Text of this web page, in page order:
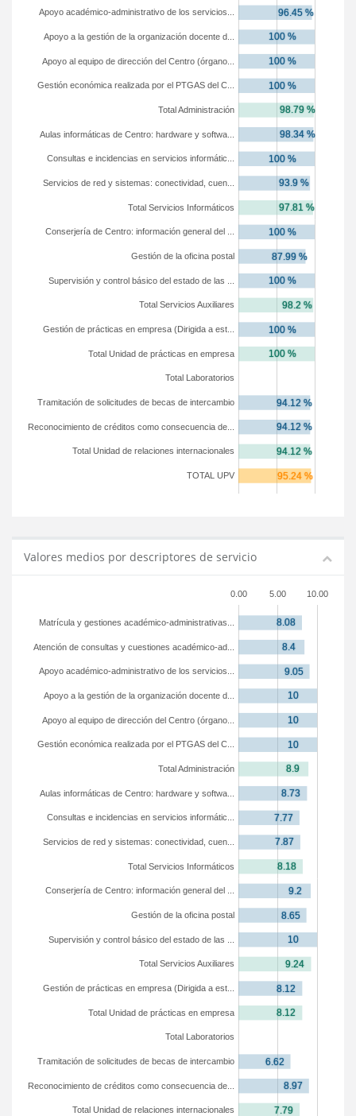
TOTAL UPV
Total Unidad de relaciones internacionales
Reconocimiento de créditos como consecuencia de...
Tramitación de solicitudes de becas de intercambio
Total Laboratorios
Total Unidad de prácticas en empresa
Gestión de prácticas en empresa (Dirigida a est...
Total Servicios Auxiliares
Supervisión y control básico del estado de las ...
Gestión de la oficina postal
Conserjería de Centro: información general del ...
Total Servicios Informáticos
Servicios de red y sistemas: conectividad, cuen...
Consultas e incidencias en servicios informátic...
Aulas informáticas de Centro: hardware y softwa...
Total Administración
Gestión económica realizada por el PTGAS del C...
Apoyo al equipo de dirección del Centro (órgano...
Apoyo a la gestión de la organización docente d...
Apoyo académico-administrativo de los servicios...
Valores medios por descriptores de servicio
0.00 5.00 10.00
Total Unidad de relaciones internacionales
Reconocimiento de créditos como consecuencia de...
Tramitación de solicitudes de becas de intercambio
Total Laboratorios
Total Unidad de prácticas en empresa
Gestión de prácticas en empresa (Dirigida a est...
Total Servicios Auxiliares
Supervisión y control básico del estado de las ...
Gestión de la oficina postal
Conserjería de Centro: información general del ...
Total Servicios Informáticos
Servicios de red y sistemas: conectividad, cuen...
Consultas e incidencias en servicios informátic...
Aulas informáticas de Centro: hardware y softwa...
Total Administración
Gestión económica realizada por el PTGAS del C...
Apoyo al equipo de dirección del Centro (órgano...
Apoyo a la gestión de la organización docente d...
Apoyo académico-administrativo de los servicios...
Atención de consultas y cuestiones académico-ad...
Matrícula y gestiones académico-administrativas...